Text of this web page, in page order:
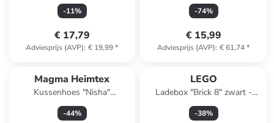
cm
-11%
€ 17,79
Adviesprijs (AVP): € 19,99*
-74%
€ 15,99
Adviesprijs (AVP): € 61,74*
Magma Heimtex
Kussenhoes "Nisha"
crème/lichtroze - (L)30 x (B)50
cm
-44%
LEGO
Ladebox "Brick 8" zwart -
(B)50 x (H)18 x (D)25 cm
-38%